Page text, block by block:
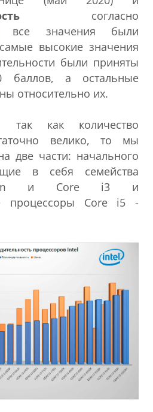
согласно
все значения были
высокие значения
были приняты
баллов, а остальные
относительно их.
как количество
велико, то мы
две части: начального
в себя семейства
и Core i3 и
процессоры Core i5 -